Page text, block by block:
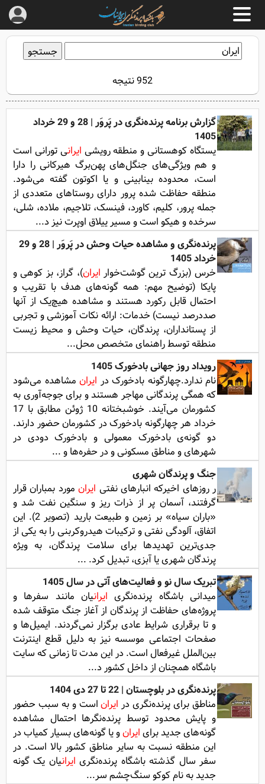
952 نتیجه
گزارش برنامه پرنده‌نگری در پَروَر | 28 و 29 خرداد
1405
یستگاه کوهستانی و منطقه رویشی ایرانی تورانی است
و هم ویژگی‌های جنگل‌های پهن‌برگ هیرکانی را دارا
است، محدوده بینابینی و یا اکوتون گفته می‌شود.
منطقه حفاظت شده پرور دارای روستاهای متعددی از
جمله پرور، کلیم، کاورد، فینسک، تلاجیم، ملاده، شلی،
سرخده و هیکو است و مسیر ییلاق اوپرت نیز د...
پرنده‌نگری و مشاهده حیات وحش در پَروَر | 28 و 29
خرداد 1405
خرس (بزرگ ترین گوشت‌خوار ایران)، گراز، بز کوهی و
پایکا (توضیح مهم: همه گونه‌های هدف با تقریب و
احتمال قابل رکورد هستند و مشاهده هیچ‌یک از آنها
صددرصد نیست) خدمات: ارائه نکات آموزشی و تجربی
از پستانداران، پرندگان، حیات وحش و محیط زیست
منطقه توسط راهنمای متخصص محل...
رویداد روز جهانی بادخورک 1405
نام ندارد.چهارگونه بادخورک در ایران مشاهده می‌شود
که همگی پرندگانی مهاجر هستند و برای جوجه‌آوری به
کشورمان می‌آیند. خوشبختانه 10 ژوئن مطابق با 17
خرداد هر چهارگونه بادخورک در کشورمان حضور دارند.
دو گونه‌ی بادخورک معمولی و بادخورک دودی در
شهرهای و مناطق مسکونی و در حفره‌ها و ...
جنگ و پرندگان شهری
ر روزهای اخیرکه انبارهای نفتی ایرانمورد بمباران قرار
گرفتند، آسمان پر از ذرات ریز و سنگین نفت شد و
«باران سیاه» بر زمین و طبیعت بارید (تصویر 2). این
اتفاق، آلودگی نفتی و ترکیبات هیدروکربنی را به یکی از
جدی‌ترین تهدیدها برای سلامت پرندگان، به ویژه
پرندگان شهری یا آبزی، تبدیل کرد. ...
تبریک سال نو و فعالیت‌های آتی در سال 1405
میدانی باشگاه پرنده‌نگری ایرانیان مانند سفرها و
پروژه‌های حفاظت از پرندگان از آغاز جنگ متوقف شده
و تا برقراری شرایط عادی برگزار نمی‌گردند. ایمیل‌ها و
صفحات اجتماعی موسسه نیز به دلیل قطع اینترنت
بین‌الملل غیرفعال است. در این مدت تا زمانی که سایت
باشگاه همچنان از داخل کشور د...
پرنده‌نگری در بلوچستان | 22 تا 27 دی 1404
مناطق برای پرنده‌نگری در ایراناست و به سبب حضور
و پایش محدود توسط پرنده‌نگرها احتمال مشاهده
گونه‌های جدید برایایرانو یا گونه‌های بسیار کمیاب در
این منطقه نسبت به سایر مناطق کشور بالا است. در
سفر سال گذشته باشگاه پرنده‌نگری ایرانیان یک گونه
جدید به نام کوکو سنگ‌چشم سر...